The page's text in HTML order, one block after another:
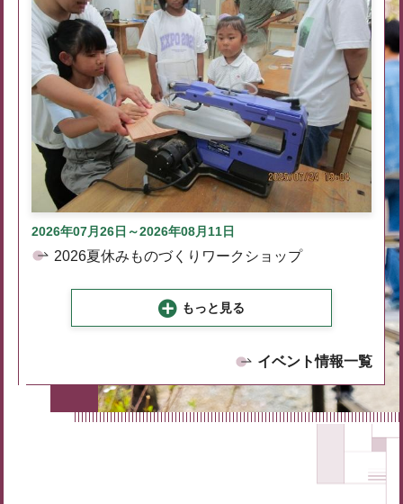
2026年07月26日～2026年08月11日
2026夏休みものづくりワークショップ
もっと見る
イベント情報一覧